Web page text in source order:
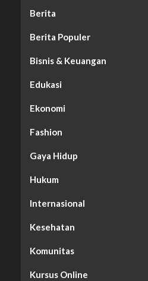
Berita
Berita Populer
Bisnis & Keuangan
Edukasi
Ekonomi
Fashion
Gaya Hidup
Hukum
Internasional
Kesehatan
Komunitas
Kursus Online